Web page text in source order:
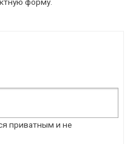
приватным и не